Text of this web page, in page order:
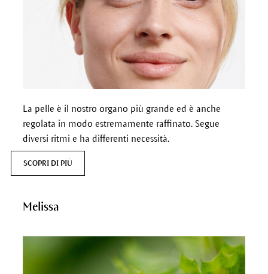
La pelle è il nostro organo più grande ed è anche
regolata in modo estremamente raffinato. Segue
diversi ritmi e ha differenti necessità.
SCOPRI DI PIÙ
Melissa